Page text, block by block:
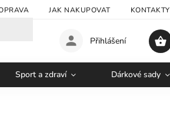
JAK NAKUPOVAT KONTAKTY
Přihlášení
Sport a zdraví Dárkové sady